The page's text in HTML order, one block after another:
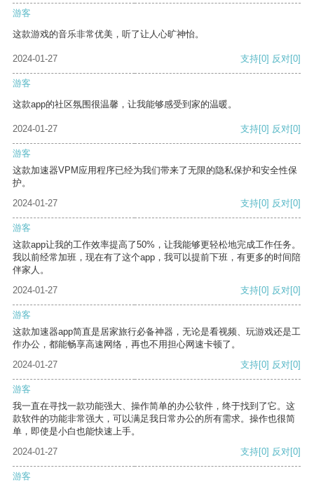
游客
这款游戏的音乐非常优美，听了让人心旷神怡。
2024-01-27 支持[0] 反对[0]
游客
这款app的社区氛围很温馨，让我能够感受到家的温暖。
2024-01-27 支持[0] 反对[0]
游客
这款加速器VPM应用程序已经为我们带来了无限的隐私保护和安全性保
护。
2024-01-27
支持[0] 反对[0]
游客
这款app让我的工作效率提高了50%，让我能够更轻松地完成工作任务。
我以前经常加班，现在有了这个app，我可以提前下班，有更多的时间陪
伴家人。
2024-01-27
支持[0] 反对[0]
游客
这款加速器app简直是居家旅行必备神器，无论是看视频、玩游戏还是工
作办公，都能畅享高速网络，再也不用担心网速卡顿了。
2024-01-27
支持[0] 反对[0]
游客
我一直在寻找一款功能强大、操作简单的办公软件，终于找到了它。这
款软件的功能非常强大，可以满足我日常办公的所有需求。操作也很简
单，即使是小白也能快速上手。
2024-01-27
支持[0] 反对[0]
游客